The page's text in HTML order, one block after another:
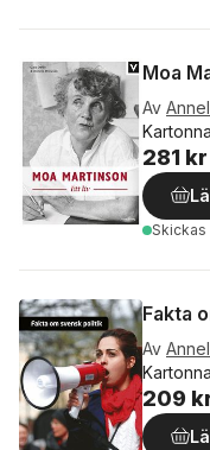
Moa
Av
281 kr
Skickas
Fakta
Av
209